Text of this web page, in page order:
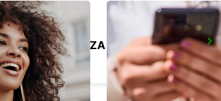
ROME EUR PIAZZA VIVONA
ROMA - ITALY